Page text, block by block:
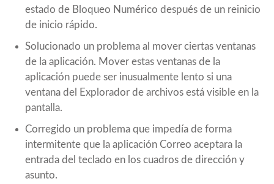
estado de Bloqueo Numérico después de un reinicio
de inicio rápido.
Solucionado un problema al mover ciertas ventanas
de la aplicación. Mover estas ventanas de la
aplicación puede ser inusualmente lento si una
ventana del Explorador de archivos está visible en la
pantalla.
Corregido un problema que impedía de forma
intermitente que la aplicación Correo aceptara la
entrada del teclado en los cuadros de dirección y
asunto.